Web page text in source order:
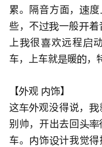
累。隔音方面，度
些，不一般着
上 很欢远程 
车，上车就暖，
【观 饰】
这观没得说，
别帅，开出去回 
车。
饰计我觉得